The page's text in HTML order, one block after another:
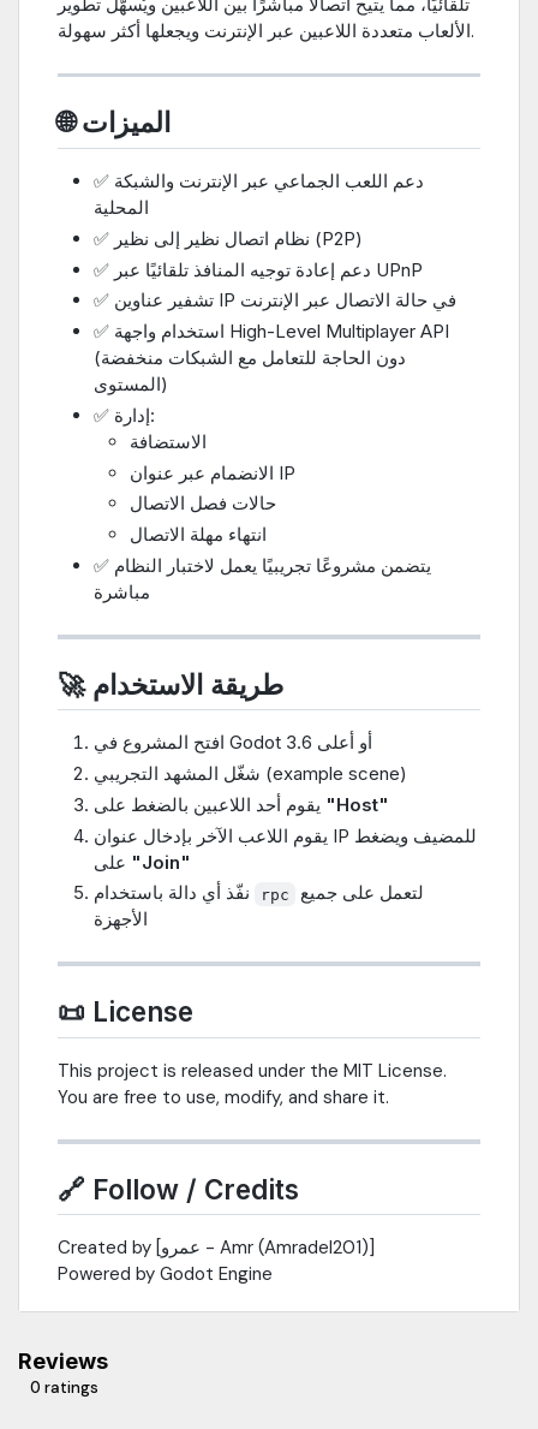
الألعاب متعددة اللاعبين عبر الإنترنت ويجعلها أكثر سهولة.
🌐 الميزات
✅ دعم اللعب الجماعي عبر الإنترنت والشبكة
المحلية
✅ نظام اتصال نظير إلى نظير (P2P)
✅ دعم إعادة توجيه المنافذ تلقائيًا عبر UPnP
✅ تشفير عناوين IP في حالة الاتصال عبر الإنترنت
✅ استخدام واجهة High-Level Multiplayer API
(دون الحاجة للتعامل مع الشبكات منخفضة
المستوى)
✅ إدارة:
الاستضافة
الانضمام عبر عنوان IP
حالات فصل الاتصال
انتهاء مهلة الاتصال
✅ يتضمن مشروعًا تجريبيًا يعمل لاختبار النظام
مباشرة
🚀 طريقة الاستخدام
افتح المشروع في Godot 3.6 أو أعلى
شغّل المشهد التجريبي (example scene)
"Host"
يقوم اللاعب الآخر بإدخال عنوان IP للمضيف ويضغط
"Join"
rpc
الأجهزة
📜 License
This project is released under the MIT License.
You are free to use, modify, and share it.
🔗 Follow / Credits
Created by [عمرو - Amr (Amradel201)]
Powered by Godot Engine
Reviews
0 ratings